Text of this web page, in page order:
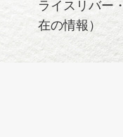
ライスリバー
在の情報）